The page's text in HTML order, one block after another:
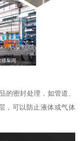
的密封处理，如管道、
，可以防止液体或气体